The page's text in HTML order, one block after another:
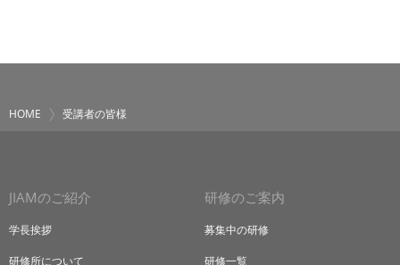
HOME 受講者の皆様
JIAMのご紹介
学長挨拶
研修所について
研修のご案内
募集中の研修
研修一覧